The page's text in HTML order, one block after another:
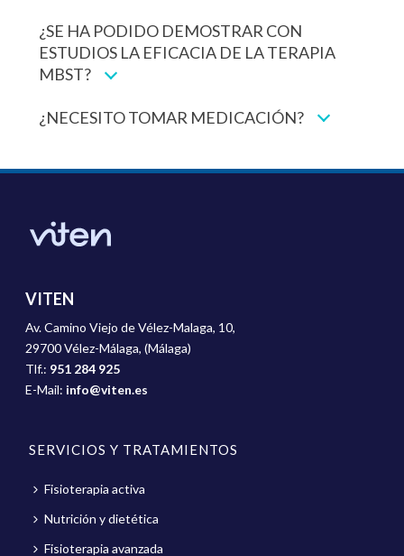
¿SE HA PODIDO DEMOSTRAR CON
ESTUDIOS LA EFICACIA DE LA TERAPIA
MBST?
¿NECESITO TOMAR MEDICACIÓN?
VITEN
Av. Camino Viejo de Vélez-Malaga, 10,
29700 Vélez-Málaga, (Málaga)
Tlf.: 951 284 925
E-Mail: info@viten.es
SERVICIOS Y TRATAMIENTOS
Fisioterapia activa
Nutrición y dietética
Fisioterapia avanzada